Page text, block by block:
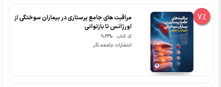
7%
مراقبت های جامع پرستاری در بیماران سوختگی از
اورژانس تا بازتوانی
کد کتاب : 202290
انتشارات جامعه نگر